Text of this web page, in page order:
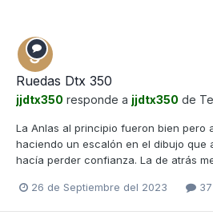
Ruedas Dtx 350
jjdtx350 responde a jjdtx350 de
La Anlas al principio fueron bien pero
haciendo un escalón en el dibujo que
hacía perder confianza. La de atrás
26 de Septiembre del 2023